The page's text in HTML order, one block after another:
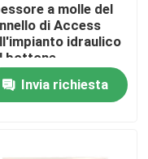
a molle del
di Access
idraulico
bottone
25mm
Invia richiesta